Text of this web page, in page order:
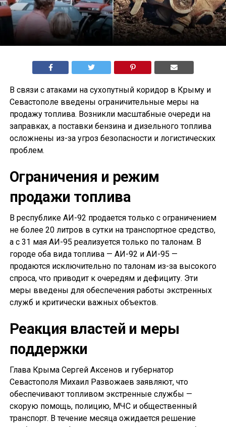
В связи с атаками на сухопутный коридор в Крыму и
Севастополе введены ограничительные меры на
продажу топлива. Возникли масштабные очереди на
заправках, а поставки бензина и дизельного топлива
осложнены из-за угроз безопасности и логистических
проблем.
Ограничения и режим
продажи топлива
В республике АИ-92 продается только с ограничением
не более 20 литров в сутки на транспортное средство,
а с 31 мая АИ-95 реализуется только по талонам. В
городе оба вида топлива — АИ-92 и АИ-95 —
продаются исключительно по талонам из-за высокого
спроса, что приводит к очередям и дефициту. Эти
меры введены для обеспечения работы экстренных
служб и критически важных объектов.
Реакция властей и меры
поддержки
Глава Крыма Сергей Аксенов и губернатор
Севастополя Михаил Развожаев заявляют, что
обеспечивают топливом экстренные службы —
скорую помощь, полицию, МЧС и общественный
транспорт. В течение месяца ожидается решение